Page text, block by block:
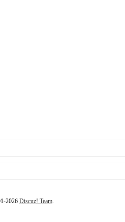
2026 Discuz! Team.